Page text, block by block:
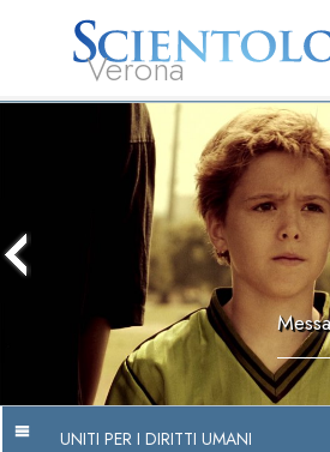
Verona
Che cos’è
Scientology?
UNITI PER I DIRITTI UMANI